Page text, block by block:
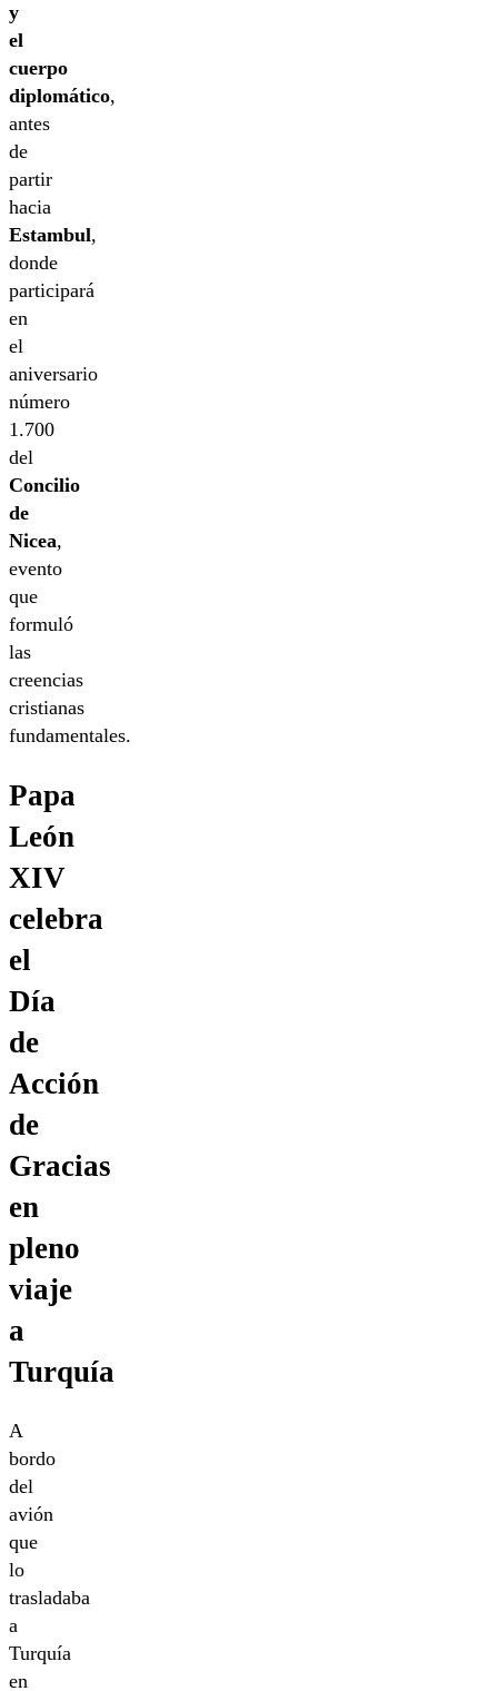
y
el
cuerpo
diplomático,
antes
de
partir
hacia
Estambul,
donde
participará
en
el
aniversario
número
1.700
del
Concilio
de
Nicea,
evento
que
formuló
las
creencias
cristianas
fundamentales.
Papa
León
XIV
celebra
el
Día
de
Acción
de
Gracias
en
pleno
viaje
a
Turquía
A
bordo
del
avión
que
lo
trasladaba
a
Turquía
en